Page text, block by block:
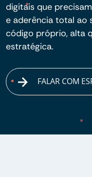
digitais que
e aderência total ao
código próprio, alta
estratégica.
FALAR COM